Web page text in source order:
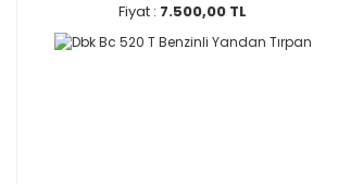
Fiyat : 7.500,00 TL